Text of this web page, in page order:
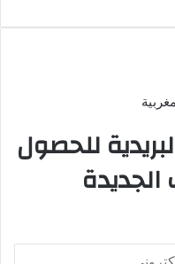
للحصول
الجديدة